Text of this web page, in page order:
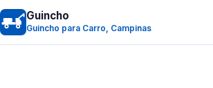
Guincho
Guincho para Carro, Campinas